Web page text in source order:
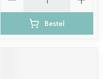
Bestel